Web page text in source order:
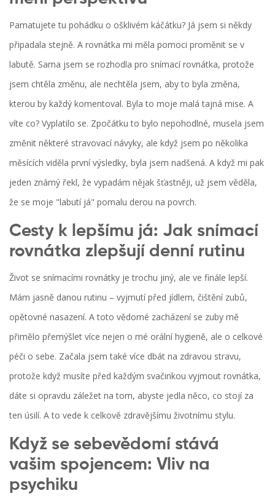
Pamatujete tu pohádku o ošklivém káčátku? Já jsem si někdy
připadala stejně. A rovnátka mi měla pomoci proměnit se v
labutě. Sama jsem se rozhodla pro snímací rovnátka, protože
jsem chtěla změnu, ale nechtěla jsem, aby to byla změna,
kterou by každý komentoval. Byla to moje malá tajná mise. A
víte co? Vyplatilo se. Zpočátku to bylo nepohodlné, musela jsem
změnit některé stravovací návyky, ale když jsem po několika
měsících viděla první výsledky, byla jsem nadšená. A když mi pak
jeden známý řekl, že vypadám nějak šťastněji, už jsem věděla,
že se moje "labutí já" pomalu derou na povrch.
Cesty k lepšímu já: Jak snímací
rovnátka zlepšují denní rutinu
Život se snímacími rovnátky je trochu jiný, ale ve finále lepší.
Mám jasně danou rutinu – vyjmutí před jídlem, čištění zubů,
opětovné nasazení. A toto vědomé zacházení se zuby mě
přimělo přemýšlet více nejen o mé orální hygieně, ale o celkové
péči o sebe. Začala jsem také více dbát na zdravou stravu,
protože když musíte před každým svačinkou vyjmout rovnátka,
dáte si opravdu záležet na tom, abyste jedla něco, co stojí za
ten úsilí. A to vede k celkově zdravějšímu životnímu stylu.
Když se sebevědomí stává
vašim spojencem: Vliv na
psychiku